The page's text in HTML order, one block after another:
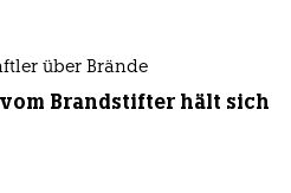
über Brände
Brandstifter hält sich